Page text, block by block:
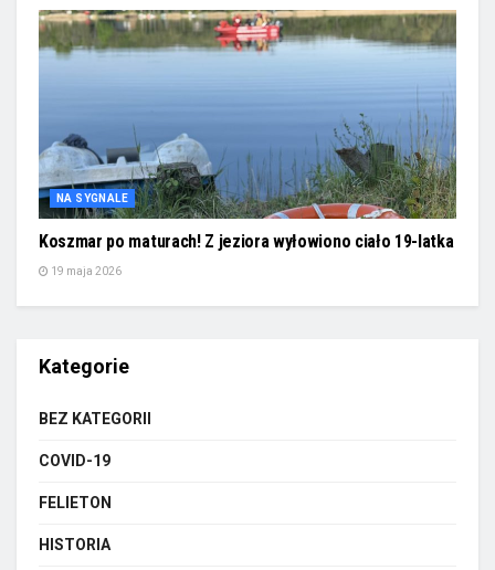
NA SYGNALE
Koszmar po maturach! Z jeziora wyłowiono ciało 19-latka
19 maja 2026
Kategorie
BEZ KATEGORII
COVID-19
FELIETON
HISTORIA